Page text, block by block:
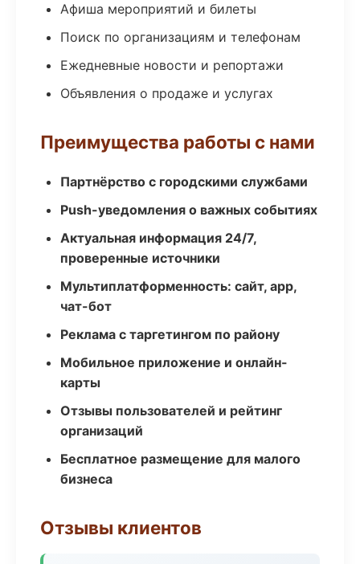
Афиша мероприятий и билеты
Поиск по организациям и телефонам
Ежедневные новости и репортажи
Объявления о продаже и услугах
Преимущества работы с нами
Партнёрство с городскими службами
Push-уведомления о важных событиях
Актуальная информация 24/7,
проверенные источники
Мультиплатформенность: сайт, app,
чат-бот
Реклама с таргетингом по району
Мобильное приложение и онлайн-
карты
Отзывы пользователей и рейтинг
организаций
Бесплатное размещение для малого
бизнеса
Отзывы клиентов